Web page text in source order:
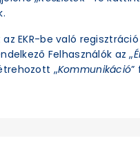
EKR-be való
Felhasználók az „
„Kommunikáció”